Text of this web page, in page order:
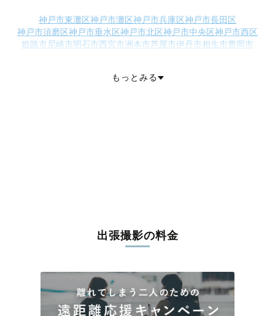
神戸市東灘区神戸市灘区神戸市兵庫区神戸市長田区
神戸市須磨区神戸市垂水区神戸市北区神戸市中央区神戸市西区
姫路市尼崎市明石市西宮市洲本市芦屋市伊丹市相生市豊岡市
川辺郡猪名川町多可郡多可町
もっとみる
出張撮影の料金